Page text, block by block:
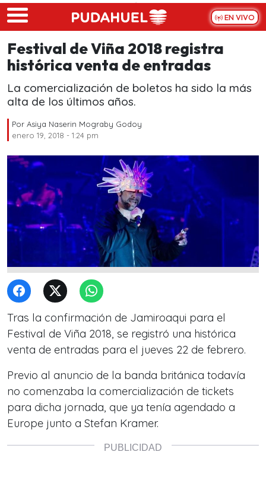
Skip to main content
EN VIVO
Festival de Viña 2018 registra
histórica venta de entradas
La comercialización de boletos ha sido la más
alta de los últimos años.
Por Asiya Naserin Mograby Godoy
enero 19, 2018 - 1:24 pm
Tras la confirmación de Jamiroaqui para el
Festival de Viña 2018, se registró una histórica
venta de entradas para el jueves 22 de febrero.
Previo al anuncio de la banda británica todavía
no comenzaba la comercialización de tickets
para dicha jornada, que ya tenía agendado a
Europe junto a Stefan Kramer.